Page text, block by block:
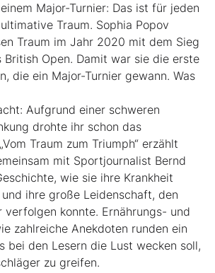
Major-Turnier: Das ist für jeden
Traum. Sophia Popov
Traum im Jahr 2020 mit dem Sieg
British Open. Damit war sie die erste
die ein Major-Turnier gewann. Was
Aufgrund einer schweren
drohte ihr schon das
Traum zum Triumph“ erzählt
mit Sport­journalist Bernd
wie sie ihre Krankheit
ihre große Leidenschaft, den
konnte. Ernährungs- und
zahlreiche Anekdoten runden ein
bei den Lesern die Lust wecken soll,
zu greifen.